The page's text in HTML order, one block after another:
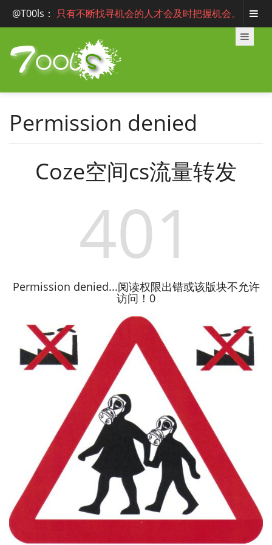
@T00ls ： 只有不断找寻机会的人才会及时把握机会。
Permission denied
Coze空间cs流量转发
401
Permission denied...阅读权限出错或该版块不允许
访问！0